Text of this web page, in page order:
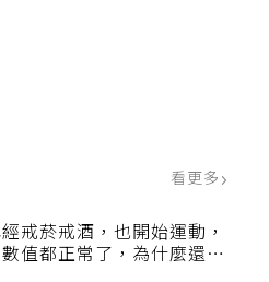
看更多
經戒菸戒酒，也開始運動，
數值都正常了，為什麼還不